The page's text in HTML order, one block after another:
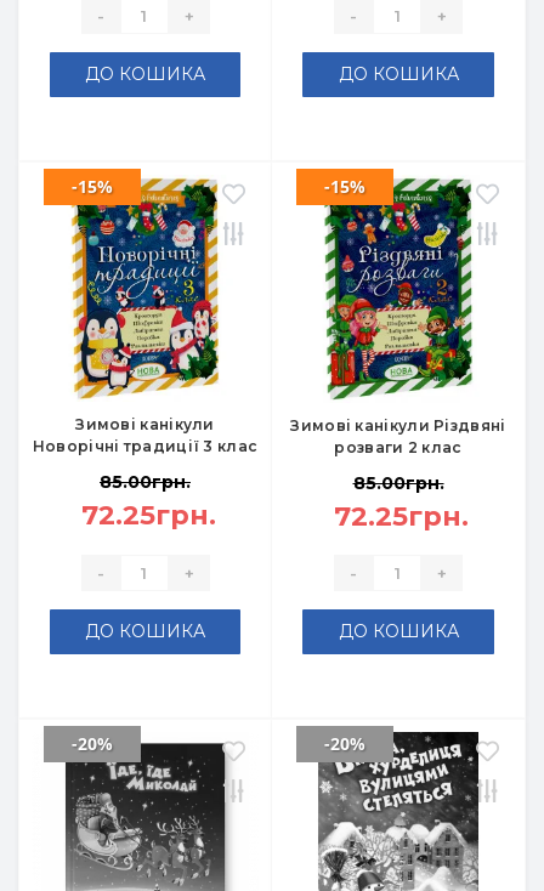
- +
ДО КОШИКА
- +
ДО КОШИКА
Зимові канікули
Новорічні традиції 3 клас
-15%
85.00грн.
72.25грн.
- +
ДО КОШИКА
Зимові канікули Різдвяні
розваги 2 клас
-15%
85.00грн.
72.25грн.
- +
ДО КОШИКА
-20% -20%